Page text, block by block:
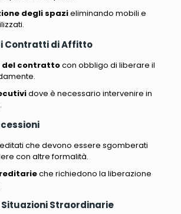
degli spazieliminando mobili e
Contratti di Affitto
del contrattocon obbligo di liberare il
dove è necessario intervenire in
che devono essere sgomberati
con altre formalità.
che richiedono la liberazione
Situazioni Straordinarie